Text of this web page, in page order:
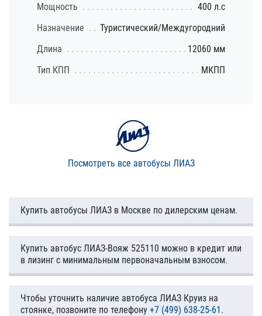
Мощность
400 л.с
Назначение
Туристический/Междугородний
Длина
12060 мм
Тип КПП
МКПП
Посмотреть все автобусы ЛИАЗ
Купить автобусы ЛИАЗ в Москве по дилерским ценам.
Купить автобус ЛИАЗ-Вояж 525110 можно в кредит или
в лизинг с минимальным первоначальным взносом.
Чтобы уточнить наличие автобуса ЛИАЗ Круиз на
стоянке, позвоните по телефону +7 (499) 638-25-61 .